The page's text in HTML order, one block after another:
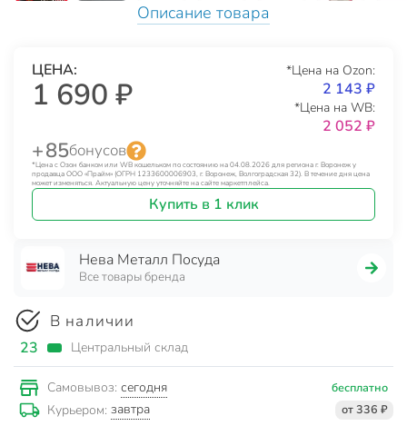
Описание товара
ЦЕНА:
1 690 ₽
*Цена на Ozon:
2 143 ₽
*Цена на WB:
2 052 ₽
+ 85бонусов
*Цена с Озон банком или WB кошельком по состоянию на 04.08.2026 для региона г. Воронеж у
продавца ООО «Прайм» (ОГРН 1233600006903, г. Воронеж, Волгоградская 32). В течение дня цена
может изменяться. Актуальную цену уточняйте на сайте маркетплейса.
Купить в 1 клик
Нева Металл Посуда
Все товары бренда
В наличии
23 Центральный склад
Самовывоз: сегодня бесплатно
Курьером: завтра от 336 ₽